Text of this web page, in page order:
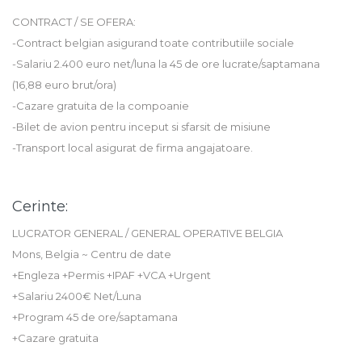
CONTRACT / SE OFERA:
-Contract belgian asigurand toate contributiile sociale
-Salariu 2.400 euro net/luna la 45 de ore lucrate/saptamana
(16,88 euro brut/ora)
-Cazare gratuita de la compoanie
-Bilet de avion pentru inceput si sfarsit de misiune
-Transport local asigurat de firma angajatoare.
Cerinte:
LUCRATOR GENERAL / GENERAL OPERATIVE BELGIA
Mons, Belgia ~ Centru de date
+Engleza +Permis +IPAF +VCA +Urgent
+Salariu 2400€ Net/Luna
+Program 45 de ore/saptamana
+Cazare gratuita